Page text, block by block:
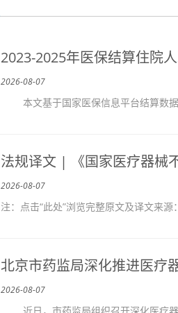
2023-2025年医保结算住院
2026-08-07
本文基于国家医保信息平台结算数据
法规译文 | 《国家医疗器械
2026-08-07
注：点击“此处”浏览完整原文及译文来
北京市药监局深化推进医疗
2026-08-07